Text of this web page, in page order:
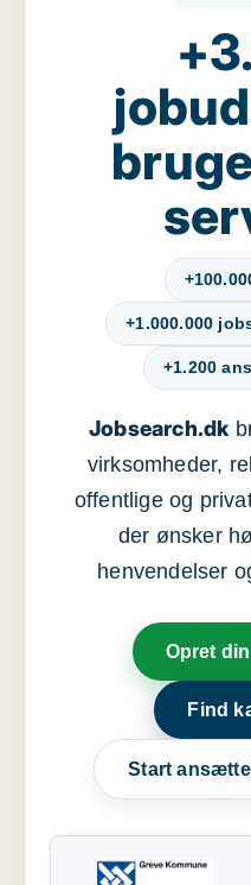
+1.000.000
+1.200
Jobsearch.dk
virksomheder,
offentlige og
der ønsker
henvendelser
Opret
Find
Start